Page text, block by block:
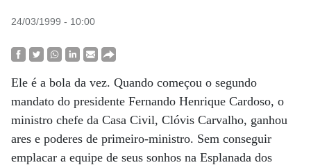
24/03/1999 - 10:00
Ele é a bola da vez. Quando começou o segundo
mandato do presidente Fernando Henrique Cardoso, o
ministro chefe da Casa Civil, Clóvis Carvalho, ganhou
ares e poderes de primeiro-ministro. Sem conseguir
emplacar a equipe de seus sonhos na Esplanada dos